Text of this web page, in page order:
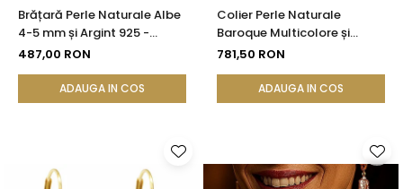
Brățară Perle Naturale Albe
4-5 mm și Argint 925 -
Delicate Beauty |
487,00 RON
ADAUGA IN COS
Colier Perle Naturale
Baroque Multicolore și
Închizătoare Argint 925 |
781,50 RON
ADAUGA IN COS